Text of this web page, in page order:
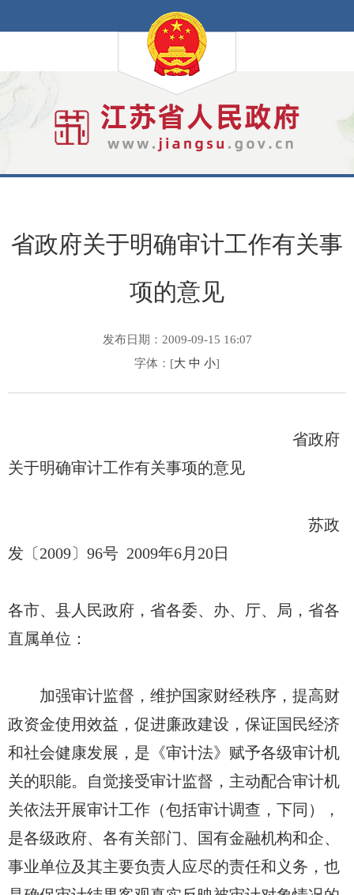
省政府关于明确审计工作有关事
项的意见
发布日期：2009-09-15 16:07
字体：[大 中 小]
省政府
关于明确审计工作有关事项的意见
苏政
发〔2009〕96号 2009年6月20日
各市、县人民政府，省各委、办、厅、局，省各
直属单位：
加强审计监督，维护国家财经秩序，提高财
政资金使用效益，促进廉政建设，保证国民经济
和社会健康发展，是《审计法》赋予各级审计机
关的职能。自觉接受审计监督，主动配合审计机
关依法开展审计工作（包括审计调查，下同），
是各级政府、各有关部门、国有金融机构和企、
事业单位及其主要负责人应尽的责任和义务，也